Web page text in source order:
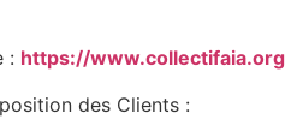
: https://www.collectifaia.org
des Clients :